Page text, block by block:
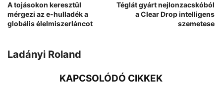
A tojásokon keresztül
mérgezi az e-hulladék a
globális élelmiszerláncot
Téglát gyárt nejlonzacskóból
a Clear Drop intelligens
szemetese
Ladányi Roland
KAPCSOLÓDÓ CIKKEK